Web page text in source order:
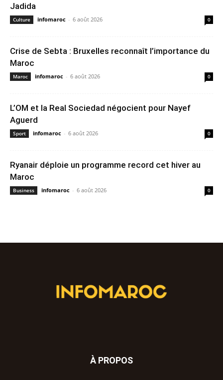
Jadida
Culture infomaroc - 6 août 2026 0
Crise de Sebta : Bruxelles reconnaît l’importance du
Maroc
Maroc infomaroc - 6 août 2026 0
L’OM et la Real Sociedad négocient pour Nayef
Aguerd
Sport infomaroc - 6 août 2026 0
Ryanair déploie un programme record cet hiver au
Maroc
Business infomaroc - 6 août 2026 0
À PROPOS